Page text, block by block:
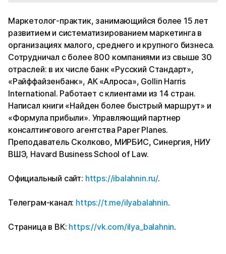
Маркетолог-практик, занимающийся более 15 лет
развитием и систематизированием маркетинга в
организациях малого, среднего и крупного бизнеса.
Сотрудничал с более 800 компаниями из свыше 30
отраслей: в их числе банк «Русский Стандарт»,
«Райффайзенбанк», АК «Алроса», Gollin Harris
International. Работает с клиентами из 14 стран.
Написал книги «Найден более быстрый маршрут» и
«Формула прибыли». Управляющий партнер
консалтингового агентства Paper Planes.
Преподаватель Сколково, МИРБИС, Синергия, НИУ
ВШЭ, Havard Business School of Law.
Официальный сайт: https://ibalahnin.ru/.
Телеграм-канал: https://t.me/ilyabalahnin.
Страница в ВК: https://vk.com/ilya_balahnin.